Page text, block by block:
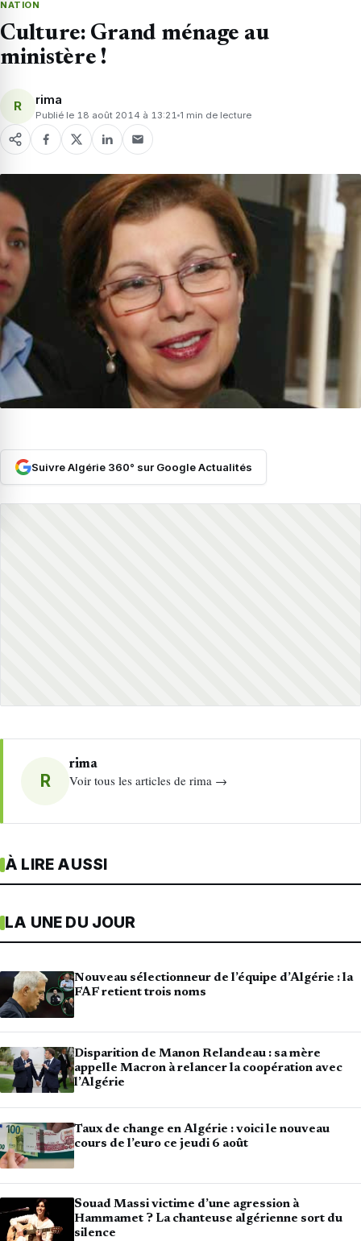
NATION
Culture: Grand ménage au
ministère !
R rima
Publié le 18 août 2014 à 13:21 1 min de lecture
Suivre Algérie 360° sur Google Actualités
R
rima
Voir tous les articles de rima →
À LIRE AUSSI
LA UNE DU JOUR
Nouveau sélectionneur de l’équipe d’Algérie : la
FAF retient trois noms
Disparition de Manon Relandeau : sa mère
appelle Macron à relancer la coopération avec
l’Algérie
Taux de change en Algérie : voici le nouveau
cours de l’euro ce jeudi 6 août
Souad Massi victime d’une agression à
Hammamet ? La chanteuse algérienne sort du
silence